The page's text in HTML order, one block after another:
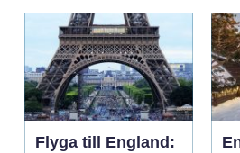
Flyga till England: